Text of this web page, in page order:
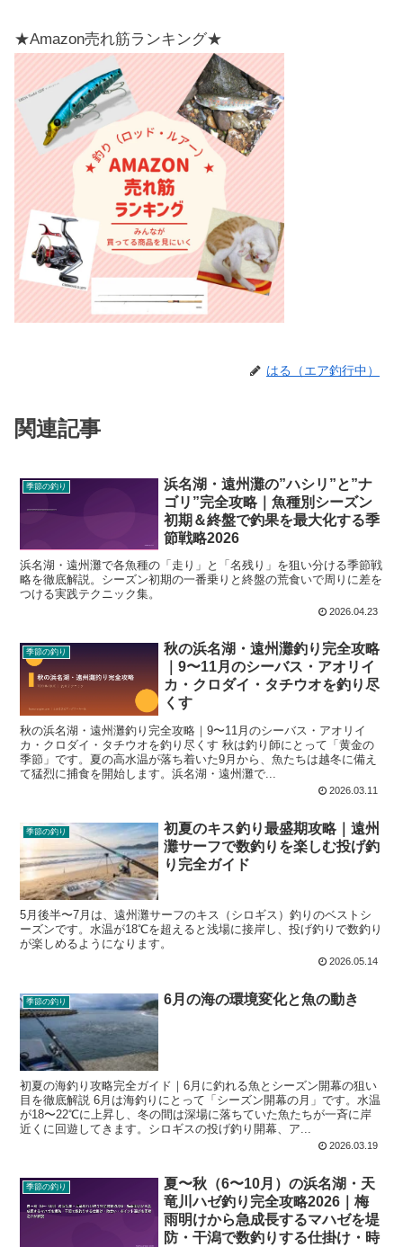
★Amazon売れ筋ランキング★
はる（エア釣行中）
関連記事
季節の釣り
浜名湖・遠州灘の”ハシリ”と”ナ
ゴリ”完全攻略｜魚種別シーズン
初期＆終盤で釣果を最大化する季
節戦略2026
浜名湖・遠州灘で各魚種の「走り」と「名残り」を狙い分ける季節戦
略を徹底解説。シーズン初期の一番乗りと終盤の荒食いで周りに差を
つける実践テクニック集。
2026.04.23
季節の釣り
秋の浜名湖・遠州灘釣り完全攻略
｜9〜11月のシーバス・アオリイ
カ・クロダイ・タチウオを釣り尽
くす
秋の浜名湖・遠州灘釣り完全攻略｜9〜11月のシーバス・アオリイ
カ・クロダイ・タチウオを釣り尽くす 秋は釣り師にとって「黄金の
季節」です。夏の高水温が落ち着いた9月から、魚たちは越冬に備え
て猛烈に捕食を開始します。浜名湖・遠州灘で...
2026.03.11
季節の釣り
初夏のキス釣り最盛期攻略｜遠州
灘サーフで数釣りを楽しむ投げ釣
り完全ガイド
5月後半〜7月は、遠州灘サーフのキス（シロギス）釣りのベストシ
ーズンです。水温が18℃を超えると浅場に接岸し、投げ釣りで数釣り
が楽しめるようになります。
2026.05.14
季節の釣り 6月の海の環境変化と魚の動き
初夏の海釣り攻略完全ガイド｜6月に釣れる魚とシーズン開幕の狙い
目を徹底解説 6月は海釣りにとって「シーズン開幕の月」です。水温
が18〜22℃に上昇し、冬の間は深場に落ちていた魚たちが一斉に岸
近くに回遊してきます。シロギスの投げ釣り開幕、ア...
2026.03.19
季節の釣り
夏〜秋（6〜10月）の浜名湖・天
竜川ハゼ釣り完全攻略2026｜梅
雨明けから急成長するマハゼを堤
防・干潟で数釣りする仕掛け・時